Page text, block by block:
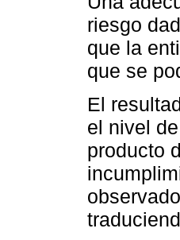
riesgo
que la
que se
El
el nivel
producto